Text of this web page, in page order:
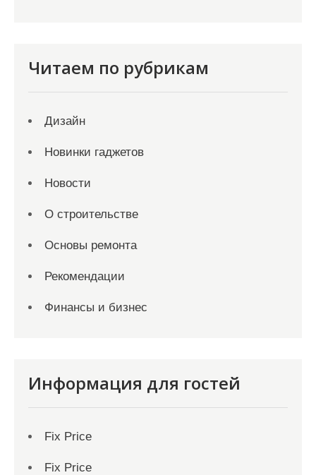
Читаем по рубрикам
Дизайн
Новинки гаджетов
Новости
О строительстве
Основы ремонта
Рекомендации
Финансы и бизнес
Информация для гостей
Fix Price
Fix Price